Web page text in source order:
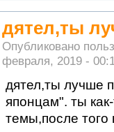
дятел,ты
Опубликовано
февраля, 2019 -
дятел,ты лучше
японцам". ты
темы,после того